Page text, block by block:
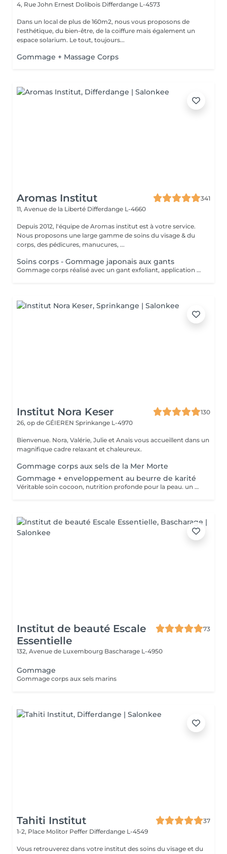
4, Rue John Ernest Dolibois Differdange L-4573
Dans un local de plus de 160m2, nous vous proposons de
l'esthétique, du bien-être, de la coiffure mais également un
espace solarium. Le tout, toujours...
Gommage + Massage Corps
Aromas Institut
341
11, Avenue de la Liberté Differdange L-4660
Depuis 2012, l'équipe de Aromas institut est à votre service.
Nous proposons une large gamme de soins du visage & du
corps, des pédicures, manucures, ...
Soins corps - Gommage japonais aux gants
Gommage corps réalisé avec un gant exfoliant, application d'une huile hydratante idéale pour une peau douce, lisse. Nous vous prions de bien vouloir respecter votre rendez-vous. En prenant rendez-vous, vous occupez une place, dont une autre personne aurait éventuellement besoin. Tout rendez-vous non annulé 24h en avance, est susceptible d'être facturé. (Si vous ne pouvez pas vous présenter à votre RDV, proposez-le éventuellement à un proche ou à un ami) Toute l'équipe de Aromas Institut vous remercie pour votre respect et votre compréhension.
Institut Nora Keser
130
26, op de GÉIEREN Sprinkange L-4970
Bienvenue. Nora, Valérie, Julie et Anaïs vous accueillent dans un
magnifique cadre relaxant et chaleureux.
Gommage corps aux sels de la Mer Morte
Gommage + enveloppement au beurre de karité
Véritable soin cocoon, nutrition profonde pour la peau. un moment idyllique hors du temps.
Institut de beauté Escale
Essentielle
73
132, Avenue de Luxembourg Bascharage L-4950
Gommage
Gommage corps aux sels marins
Tahiti Institut
37
1-2, Place Molitor Peffer Differdange L-4549
Vous retrouverez dans votre institut des soins du visage et du